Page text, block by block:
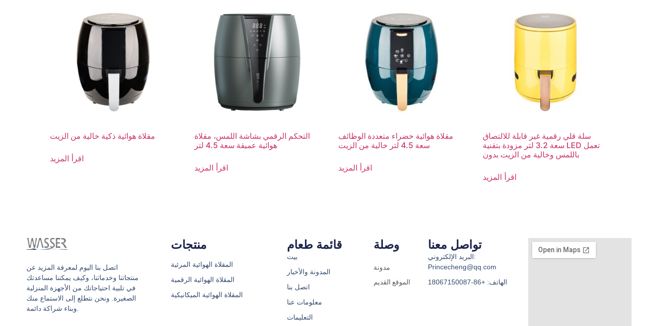
مقلاة هوائية ذكية خالية من الزيت
اقرأ المزيد
التحكم الرقمي بشاشة اللمس، مقلاة
هوائية عميقة سعة 4.5 لتر
اقرأ المزيد
مقلاة هوائية خضراء متعددة الوظائف
اقرأ المزيد
سلة قلي رقمية غير قابلة للالتصاق
سعة 3.2 لتر مزودة بتقنية LED تعمل
اقرأ المزيد
اتصل بنا اليوم لمعرفة المزيد عن
منتجاتنا وخدماتنا، وكيف يمكننا مساعدتك
في تلبية احتياجاتك من الأجهزة المنزلية
الصغيرة. ونحن نتطلع إلى الاستماع منك
وبناء شراكة دائمة.
منتجات
المقلاة الهوائية المرئية
المقلاة الهوائية الرقمية
المقلاة الهوائية الميكانيكية
قائمة طعام
بيت
المدونة والأخبار
اتصل بنا
معلومات عنا
التعليمات
وصلة
مدونة
الموقع القديم
تواصل معنا
البريد الإلكتروني:
Princecheng@qq.com